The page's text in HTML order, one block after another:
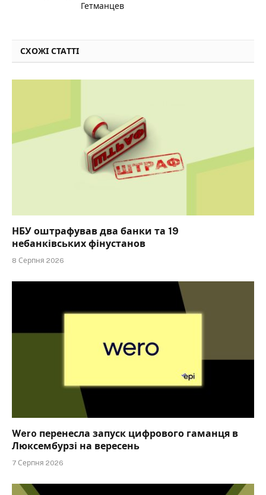
Гетманцев
СХОЖІ СТАТТІ
НБУ оштрафував два банки та 19
небанківських фінустанов
8 Серпня 2026
Wero перенесла запуск цифрового гаманця в
Люксембурзі на вересень
7 Серпня 2026